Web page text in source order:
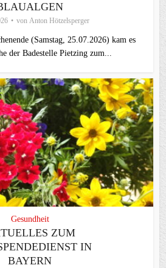
von Anton Hötzelsperger
(Samstag, 25.07.2026) kam es
der Badestelle Pietzing zum...
Gesundheit
ZUM
IN
BAYERN